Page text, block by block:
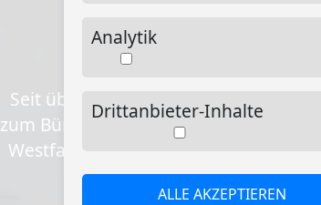
Seit über 20 Jahren sanieren wir
zum Bürokomplex. Unser Team
Westfalen und Umgebung und
gewünschten
Analytik
Drittanbieter-Inhalte
ALLE AKZEPTIEREN